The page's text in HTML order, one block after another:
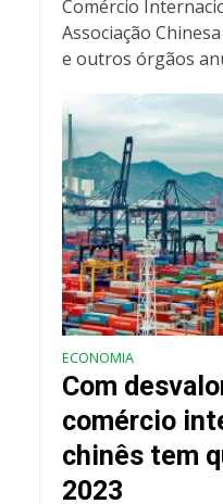
Comércio
Associação
e outros órgãos
ECONOMIA
Com
comércio
chinês tem
2023